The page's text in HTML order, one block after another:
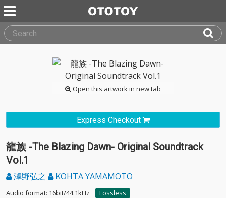
Open this artwork in new tab
Express Checkout
龍族 -The Blazing Dawn- Original Soundtrack
Vol.1
澤野弘之 KOHTA YAMAMOTO
Audio format: 16bit/44.1kHz
Lossless